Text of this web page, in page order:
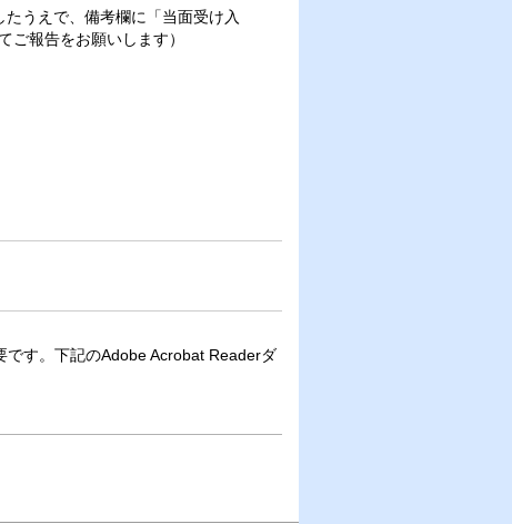
うえで、備考欄に「当面受け入
ご報告をお願いします）
です。下記のAdobe Acrobat Readerダ